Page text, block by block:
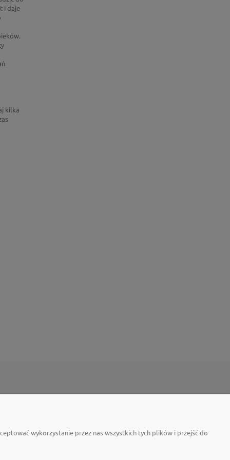
i daje
kilka
na platformie b2b?
Certyfikaty
wykorzystanie przez nas wszystkich tych plików i przejść do